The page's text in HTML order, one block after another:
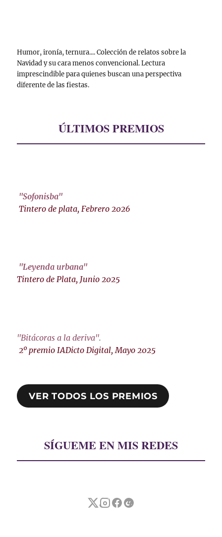
Humor, ironía, ternura.... Colección de relatos sobre la
Navidad y su cara menos convencional. Lectura
imprescindible para quienes buscan una perspectiva
diferente de las fiestas.
ÚLTIMOS PREMIOS
"Sofonisba"
Tintero de plata, Febrero 2026
"Leyenda urbana"
Tintero de Plata, Junio 2025
"Bitácoras a la deriva".
2º premio IADicto Digital, Mayo 2025
VER TODOS LOS PREMIOS
SÍGUEME EN MIS REDES